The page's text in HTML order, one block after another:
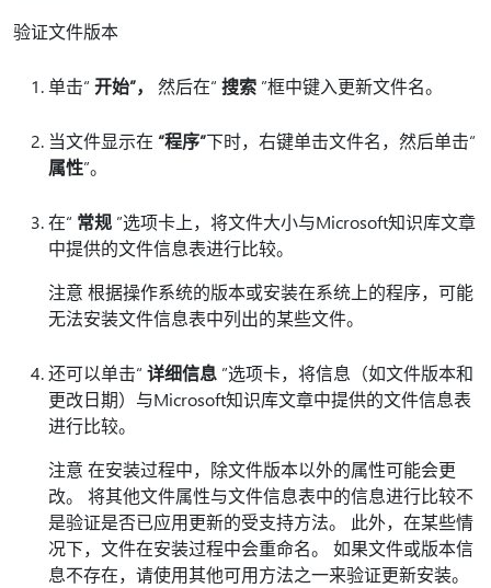
验证文件版本
单击“ 开始”， 然后在“ 搜索 ”框中键入更新文件名。
当文件显示在 “程序”下时，右键单击文件名，然后单击“
属性”。
在“ 常规 ”选项卡上，将文件大小与Microsoft知识库文章
中提供的文件信息表进行比较。
注意 根据操作系统的版本或安装在系统上的程序，可能
无法安装文件信息表中列出的某些文件。
还可以单击“ 详细信息 ”选项卡，将信息（如文件版本和
更改日期）与Microsoft知识库文章中提供的文件信息表
进行比较。
注意 在安装过程中，除文件版本以外的属性可能会更
改。 将其他文件属性与文件信息表中的信息进行比较不
是验证是否已应用更新的受支持方法。 此外，在某些情
况下，文件在安装过程中会重命名。 如果文件或版本信
息不存在，请使用其他可用方法之一来验证更新安装。